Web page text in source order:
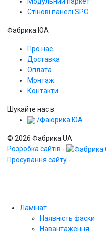
Стінові панелі SPС
Фабрика.ЮА
Про нас
Доставка
Оплата
Монтаж
Контакти
Шукайте нас в
/Фаюрика.ЮА
© 2026 Фабрика.UA
Розробка сайтів -
Просування сайту -
Ламінат
Наявність фаски
Навантаження